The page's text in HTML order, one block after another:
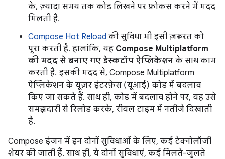
के, ज़्यादा समय तक कोड लिखने पर फ़ोकस करने में मदद
मिलती है.
Compose Hot Reload की सुविधा भी इसी ज़रूरत को
पूरा करती है. हालांकि, यह Compose Multiplatform
की मदद से बनाए गए डेस्कटॉप ऐप्लिकेशन के साथ काम
करती है. इसकी मदद से, Compose Multiplatform
ऐप्लिकेशन के यूज़र इंटरफ़ेस (यूआई) कोड में बदलाव
किए जा सकते हैं. साथ ही, कोड में बदलाव होने पर, यह उसे
समझदारी से रिलोड करके, रीयल टाइम में नतीजे दिखाती
है.
Compose इंजन में इन दोनों सुविधाओं के लिए, कई टेक्नोलॉजी
शेयर की जाती हैं. साथ ही, ये दोनों सुविधाएं, कई मिलते-जुलते